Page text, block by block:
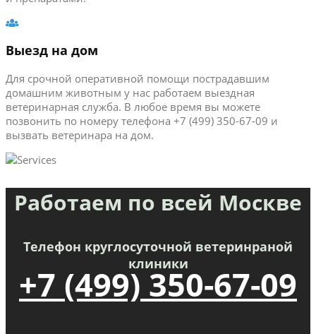
Выезд на дом
Для срочной оперативной помощи пострадавшим
домашним животным у нас работаем выездная
ветеринарная служба. В любое время вы можете
позвонить по номеру телефона +7 (499) 350-67-09 и
вызвать ветеринара на дом.
Работаем по всей Москве
Телефон круглосуточной ветеринраной
клиники
+7 (499) 350-67-09